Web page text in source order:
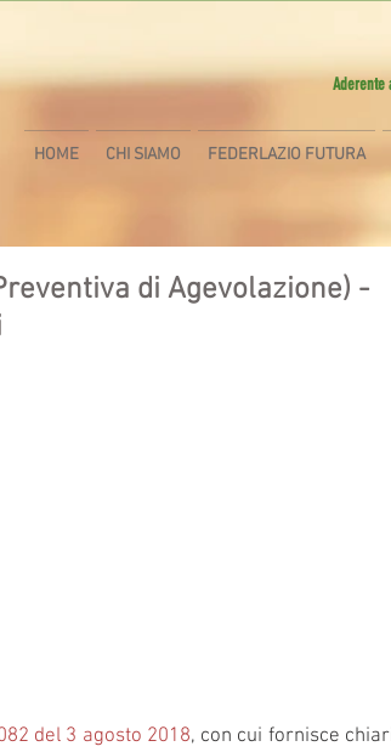
Aderente
HOME CHI SIAMO FEDERLAZIO FUTURA
di Agevolazione) -
del 3 agosto 2018, con cui fornisce